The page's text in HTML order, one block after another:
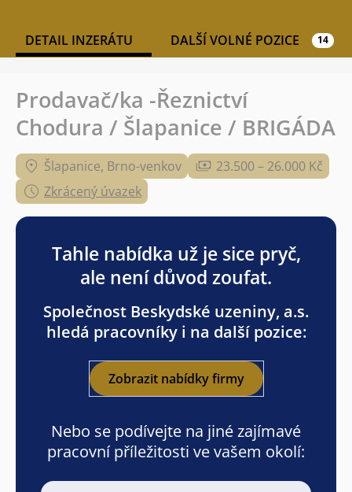
DETAIL INZERÁTU DALŠÍ VOLNÉ POZICE 14
Prodavač/ka -Řeznictví
Chodura / Šlapanice / BRIGÁDA
Šlapanice, Brno-venkov
23.500 – 26.000 Kč
Zkrácený úvazek
Tahle nabídka už je sice pryč,
ale není důvod zoufat.
Společnost Beskydské uzeniny, a.s.
hledá pracovníky i na další pozice:
Zobrazit nabídky firmy
Nebo se podívejte na jiné zajímavé
pracovní příležitosti ve vašem okolí: